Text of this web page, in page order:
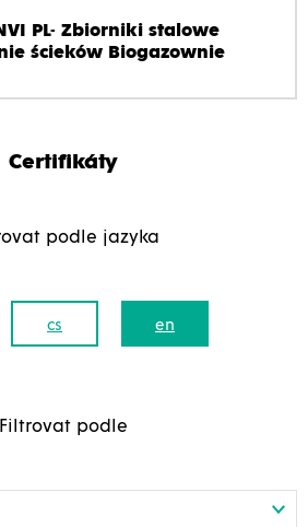
PL- Zbiorniki stalowe
ścieków Biogazownie
Certifikáty
podle jazyka
cs en
Filtrovat podle